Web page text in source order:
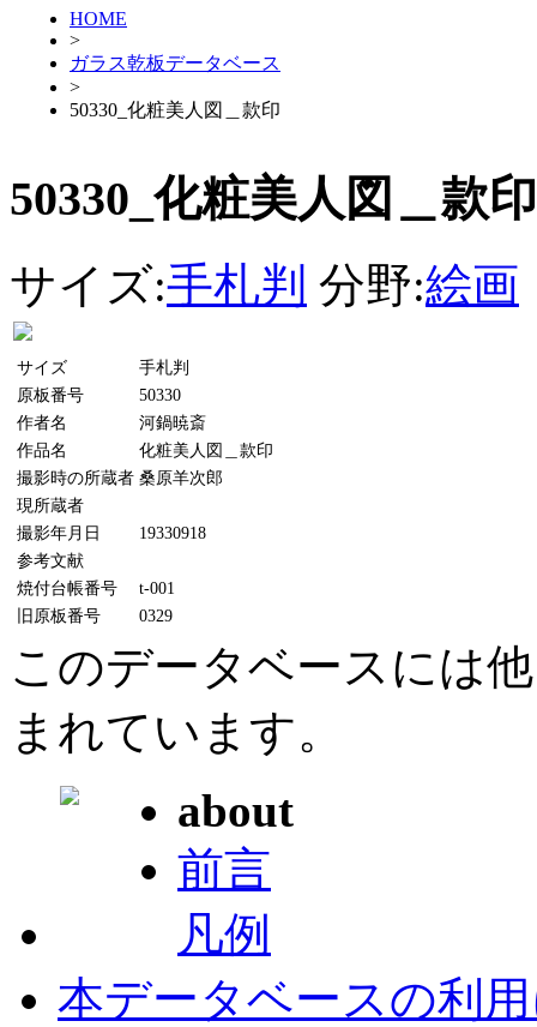
HOME
>
ガラス乾板データベース
>
50330_化粧美人図＿款印
50330_化粧美人図＿款印
サイズ:手札判 分野:絵画
サイズ
手札判
原板番号
50330
作者名
河鍋暁斎
作品名
化粧美人図＿款印
撮影時の所蔵者 桑原羊次郎
現所蔵者
撮影年月日
19330918
参考文献
焼付台帳番号
t-001
旧原板番号
0329
このデータベースには
まれています。
about
前言
凡例
本データベースの利